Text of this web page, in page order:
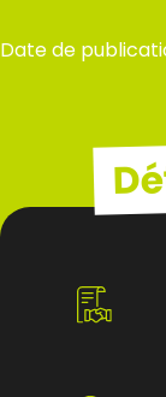
Date de